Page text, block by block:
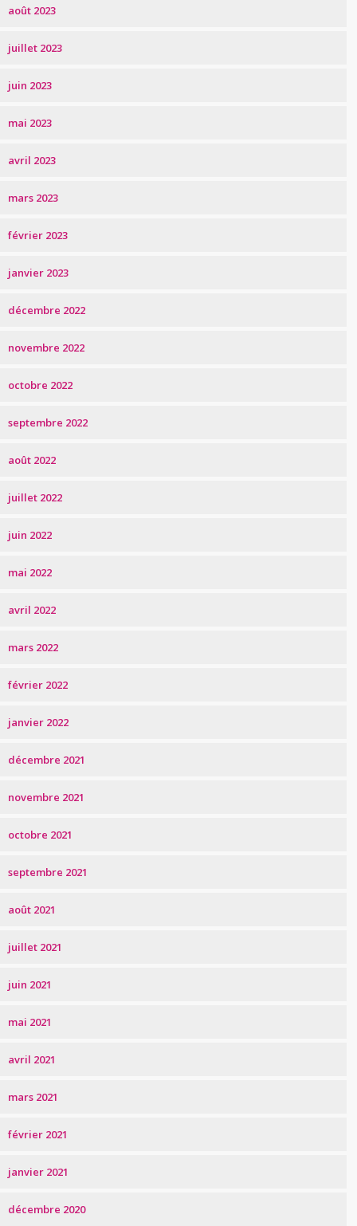
août 2023
juillet 2023
juin 2023
mai 2023
avril 2023
mars 2023
février 2023
janvier 2023
décembre 2022
novembre 2022
octobre 2022
septembre 2022
août 2022
juillet 2022
juin 2022
mai 2022
avril 2022
mars 2022
février 2022
janvier 2022
décembre 2021
novembre 2021
octobre 2021
septembre 2021
août 2021
juillet 2021
juin 2021
mai 2021
avril 2021
mars 2021
février 2021
janvier 2021
décembre 2020